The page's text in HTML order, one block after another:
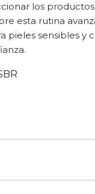
los
esta rutina
pieles sensibles y